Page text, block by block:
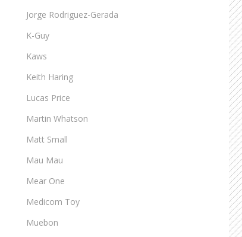
Jorge Rodriguez-Gerada
K-Guy
Kaws
Keith Haring
Lucas Price
Martin Whatson
Matt Small
Mau Mau
Mear One
Medicom Toy
Muebon